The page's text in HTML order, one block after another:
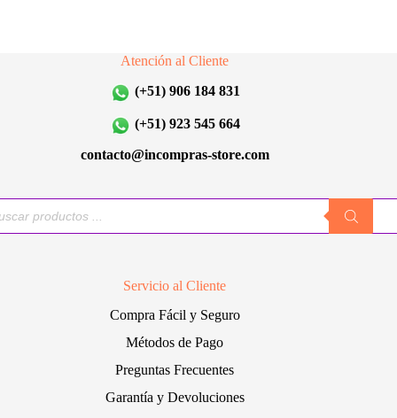
pueden
en
página
producto
Atención al Cliente
(+51) 906 184 831
(+51) 923 545 664
contacto@incompras-store.com
Servicio al Cliente
Compra Fácil y Seguro
Métodos de Pago
Preguntas Frecuentes
Garantía y Devoluciones